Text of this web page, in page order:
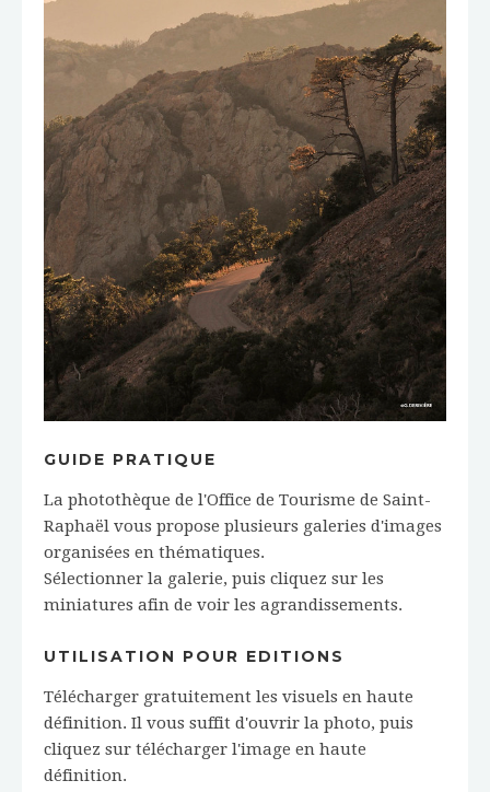
GUIDE PRATIQUE
La photothèque de l'Office de Tourisme de Saint-
Raphaël vous propose plusieurs galeries d'images
organisées en thématiques.
Sélectionner la galerie, puis cliquez sur les
miniatures afin de voir les agrandissements.
UTILISATION POUR EDITIONS
Télécharger gratuitement les visuels en haute
définition. Il vous suffit d'ouvrir la photo, puis
cliquez sur télécharger l'image en haute
définition.